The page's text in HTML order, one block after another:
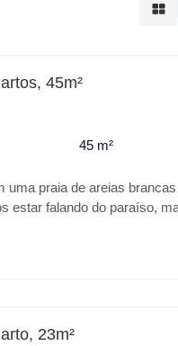
45m²
45 m²
uma praia de areias
estar falando do paraíso,
NEIRA MAR, além da sua
* Lavanderia *
23m²